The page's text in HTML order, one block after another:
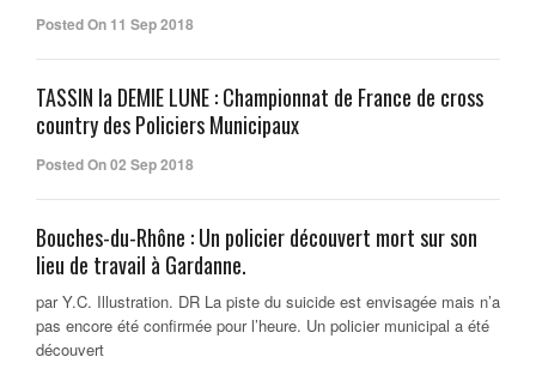
Posted On 11 Sep 2018
TASSIN la DEMIE LUNE : Championnat de France de cross
country des Policiers Municipaux
Posted On 02 Sep 2018
Bouches-du-Rhône : Un policier découvert mort sur son
lieu de travail à Gardanne.
par Y.C. Illustration. DR La piste du suicide est envisagée mais n’a
pas encore été confirmée pour l’heure. Un policier municipal a été
découvert